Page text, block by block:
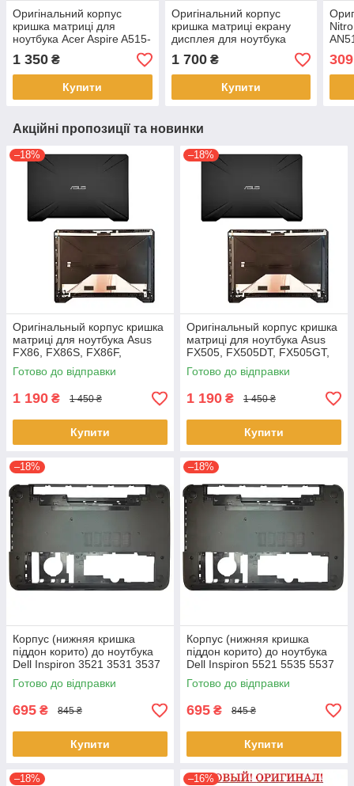
Оригінальний корпус
кришка матриці для
ноутбука Acer Aspire A515-
42, A515-42G
(60.GY9N2.002,
AP28Z000100)
1 350 ₴
Купити
Оригінальний корпус
кришка матриці екрану
дисплея для ноутбука
Acer Nitro AN515-
43 AN515-44 AN515-45
1 700₴
Купити
309
Акційні пропозиції та новинки
–18%
Оригінальный корпус кришка
матриці для ноутбука Asus
FX86, FX86S, FX86F,
FX86SF Series
Готово до відправки
1 190 ₴ 1 450 ₴
Купити
–18%
Оригінальный корпус кришка
матриці для ноутбука Asus
FX505, FX505DT, FX505GT,
FX505GE, FX505GD,
FX505DD
Готово до відправки
1 190 ₴ 1 450 ₴
Купити
–18%
Корпус (нижняя кришка
піддон корито) до ноутбука
Dell Inspiron 3521 3531 3537
(0YXMG9, AP0ZG000200)
Готово до відправки
695 ₴ 845 ₴
Купити
–18%
Корпус (нижняя кришка
піддон корито) до ноутбука
Dell Inspiron 5521 5535 5537
(0YXMG9, AP0ZG000200)
Готово до відправки
695 ₴ 845 ₴
Купити
–18% –16%